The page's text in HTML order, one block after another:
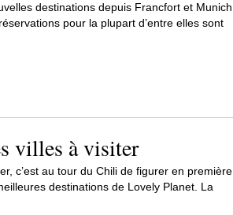
destinations depuis Francfort et Munich
pour la plupart d’entre elles sont
villes à visiter
c’est au tour du Chili de figurer en première
destinations de Lovely Planet. La